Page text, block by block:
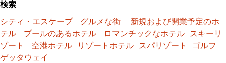
検索
シティ・エスケープ
グルメな街
新規および開業予定のホ
テル
プールのあるホテル ロマンチックなホテル スキーリ
ゾート
空港ホテル リゾートホテル スパリゾート
ゴルフ
ゲッタウェイ